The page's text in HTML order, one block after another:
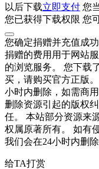
以后下载立即支付 您
您已获得下载权限 您
您确定捐赠并充值成
捐赠的费用用于网站
的浏览服务。 您下载
买，请购买官方正版
小时内删除，如需商
删除资源引起的版权
任。 本站部分资源来
权属原著所有。 如有
我们会在24小时内删
给TA打赏